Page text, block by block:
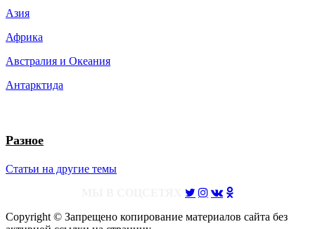
Азия
Африка
Австралия и Океания
Антарктида
Разное
Статьи на другие темы
Copyright © Запрещено копирование материалов сайта без